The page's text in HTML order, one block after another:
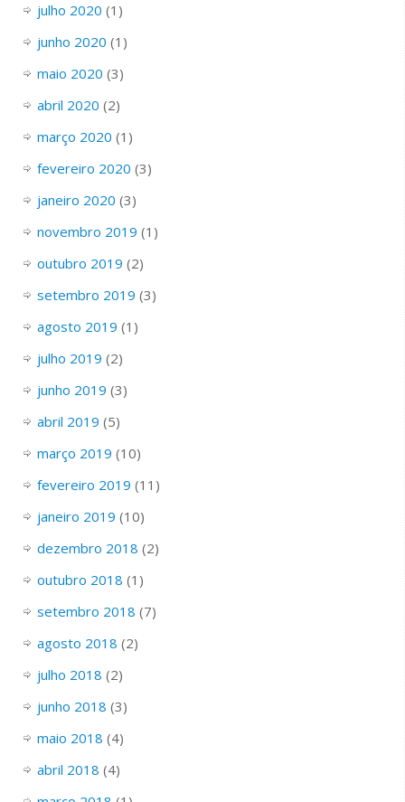
julho 2020 (1)
junho 2020 (1)
maio 2020 (3)
abril 2020 (2)
março 2020 (1)
fevereiro 2020 (3)
janeiro 2020 (3)
novembro 2019 (1)
outubro 2019 (2)
setembro 2019 (3)
agosto 2019 (1)
julho 2019 (2)
junho 2019 (3)
abril 2019 (5)
março 2019 (10)
fevereiro 2019 (11)
janeiro 2019 (10)
dezembro 2018 (2)
outubro 2018 (1)
setembro 2018 (7)
agosto 2018 (2)
julho 2018 (2)
junho 2018 (3)
maio 2018 (4)
abril 2018 (4)